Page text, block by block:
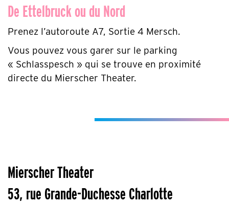
De Ettelbruck ou du Nord
Prenez l’autoroute A7, Sortie 4 Mersch.
Vous pouvez vous garer sur le parking
« Schlasspesch » qui se trouve en proximité
directe du Mierscher Theater.
Mierscher Theater
53, rue Grande-Duchesse Charlotte